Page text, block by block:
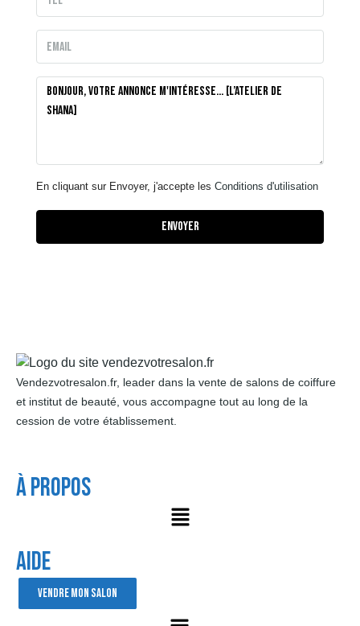
En cliquant sur Envoyer, j'accepte les Conditions d'utilisation
Envoyer
Vendezvotresalon.fr, leader dans la vente de salons de coiffure
et institut de beauté, vous accompagne tout au long de la
cession de votre établissement.
À Propos
AIDE
VENDRE MON SALON